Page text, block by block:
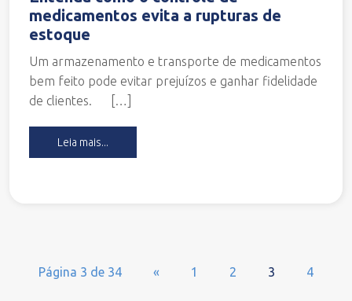
medicamentos evita a rupturas de
estoque
Um armazenamento e transporte de medicamentos
bem feito pode evitar prejuízos e ganhar fidelidade
de clientes. […]
Leia mais...
Página 3 de 34 « 1 2 3 4